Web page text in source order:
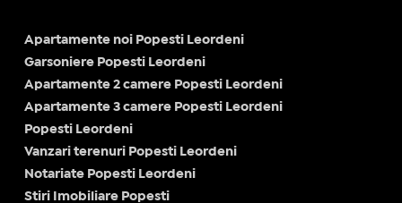
Apartamente noi Popesti Leordeni
Garsoniere Popesti Leordeni
Apartamente 2 camere Popesti Leordeni
Apartamente 3 camere Popesti Leordeni
Popesti Leordeni
Vanzari terenuri Popesti Leordeni
Notariate Popesti Leordeni
Stiri Imobiliare Popesti